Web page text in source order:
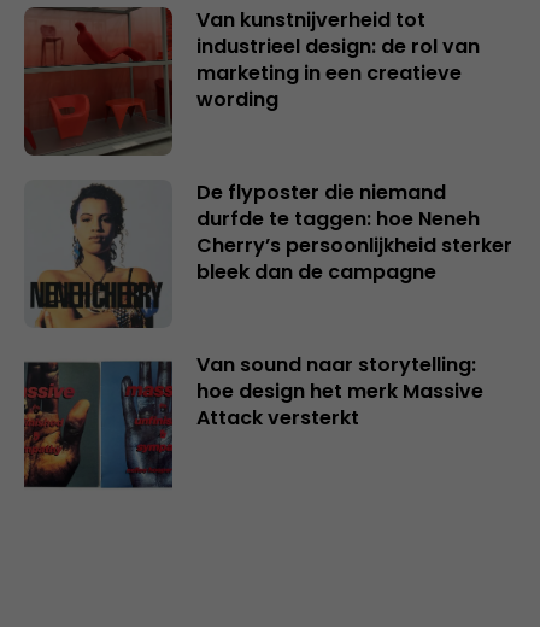
Van kunstnijverheid tot
industrieel design: de rol van
marketing in een creatieve
wording
De flyposter die niemand
durfde te taggen: hoe Neneh
Cherry’s persoonlijkheid sterker
bleek dan de campagne
Van sound naar storytelling:
hoe design het merk Massive
Attack versterkt